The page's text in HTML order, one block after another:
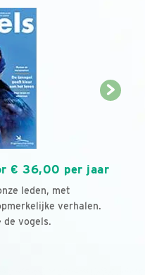
€ 36,00 per jaar
leden, met
verhalen.
de vogels.